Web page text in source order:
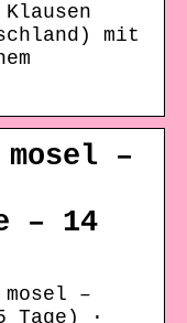
mit
–
– 14
–
Tage) ·